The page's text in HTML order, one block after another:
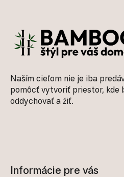
Naším cieľom nie je iba
pomôcť vytvoriť priestor, kde
oddychovať a žiť.
Informácie pre vás